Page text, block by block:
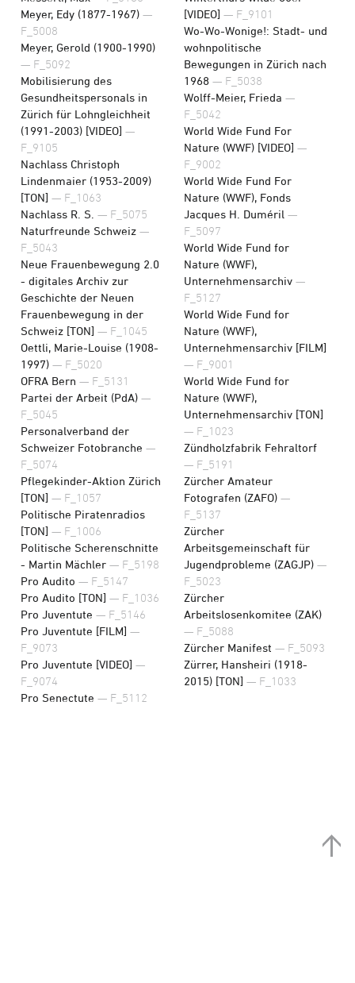
Meyer, Edy (1877-1967) —
F_5008
Meyer, Gerold (1900-1990)
— F_5092
Mobilisierung des
Gesundheitspersonals in
Zürich für Lohngleichheit
(1991-2003) [VIDEO] —
F_9105
Nachlass Christoph
Lindenmaier (1953-2009)
[TON] — F_1063
Nachlass R. S. — F_5075
Naturfreunde Schweiz —
F_5043
Neue Frauenbewegung 2.0
- digitales Archiv zur
Geschichte der Neuen
Frauenbewegung in der
Schweiz [TON] — F_1045
Oettli, Marie-Louise (1908-
1997) — F_5020
OFRA Bern — F_5131
Partei der Arbeit (PdA) —
F_5045
Personalverband der
Schweizer Fotobranche —
F_5074
Pflegekinder-Aktion Zürich
[TON] — F_1057
Politische Piratenradios
[TON] — F_1006
Politische Scherenschnitte
- Martin Mächler — F_5198
Pro Audito — F_5147
Pro Audito [TON] — F_1036
Pro Juventute — F_5146
Pro Juventute [FILM] —
F_9073
Pro Juventute [VIDEO] —
F_9074
Pro Senectute — F_5112
[VIDEO] — F_9101
Wo-Wo-Wonige!: Stadt- und
wohnpolitische
Bewegungen in Zürich nach
1968 — F_5038
Wolff-Meier, Frieda —
F_5042
World Wide Fund For
Nature (WWF) [VIDEO] —
F_9002
World Wide Fund For
Nature (WWF), Fonds
Jacques H. Duméril —
F_5097
World Wide Fund for
Nature (WWF),
Unternehmensarchiv —
F_5127
World Wide Fund for
Nature (WWF),
Unternehmensarchiv [FILM]
— F_9001
World Wide Fund for
Nature (WWF),
Unternehmensarchiv [TON]
— F_1023
Zündholzfabrik Fehraltorf
— F_5191
Zürcher Amateur
Fotografen (ZAFO) —
F_5137
Zürcher
Arbeitsgemeinschaft für
Jugendprobleme (ZAGJP) —
F_5023
Zürcher
Arbeitslosenkomitee (ZAK)
— F_5088
Zürcher Manifest — F_5093
Zürrer, Hansheiri (1918-
2015) [TON] — F_1033